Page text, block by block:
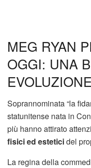
MEG RYAN
OGGI: UNA
Soprannominata “la
statunitense nata in
più hanno attirato
fisici ed esteticidel
La regina della